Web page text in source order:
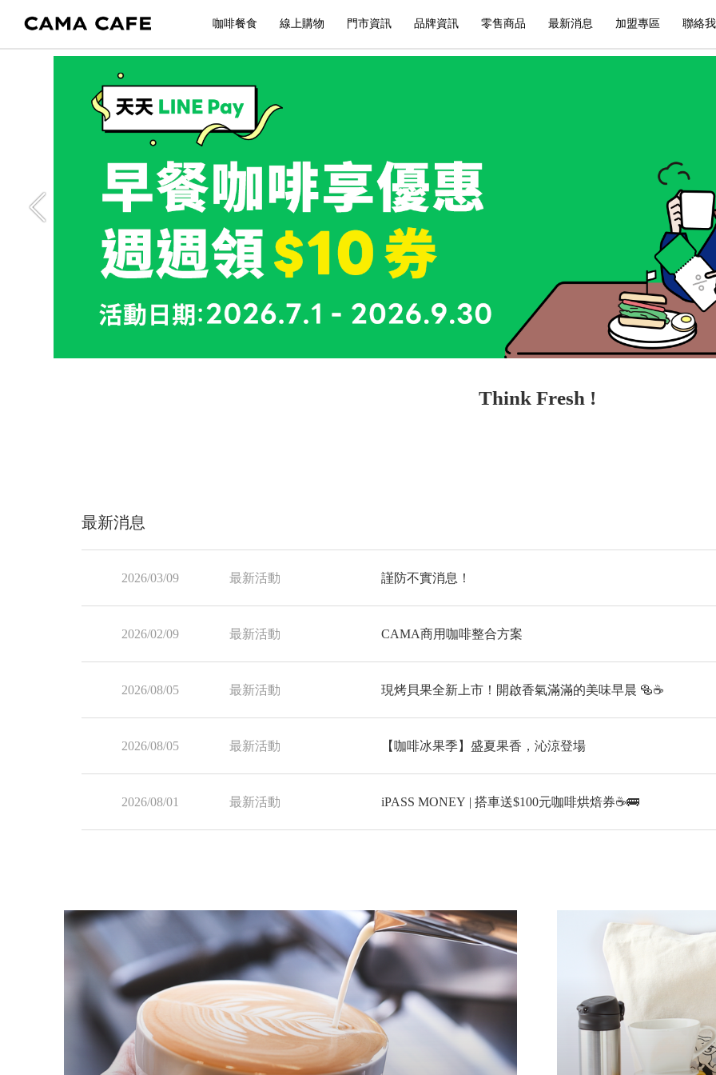
咖啡餐食 線上購物 門市資訊 品牌資訊 零售商品 最新消息 加盟專區 聯絡
Think Fresh !
最新消息
2026/03/09 最新活動 謹防不實消息！
2026/02/09 最新活動 CAMA商用咖啡整合方案
2026/08/05 最新活動 現烤貝果全新上市！開啟香氣滿滿的美味早晨 🥯☕
2026/08/05 最新活動 【咖啡冰果季】盛夏果香，沁涼登場
2026/08/01 最新活動 iPASS MONEY | 搭車送$100元咖啡烘焙券☕🚌